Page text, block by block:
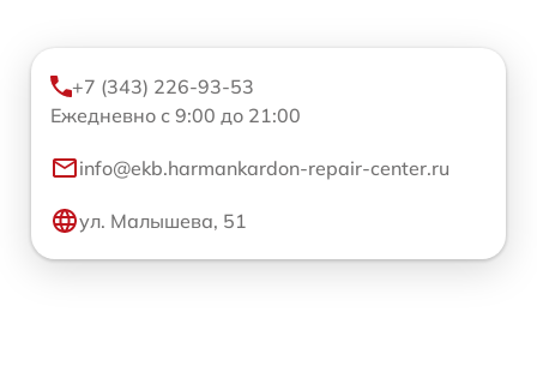
+7 (343) 226-93-53
Ежедневно с 9:00 до 21:00
info@ekb.harmankardon-repair-center.ru
ул. Малышева, 51